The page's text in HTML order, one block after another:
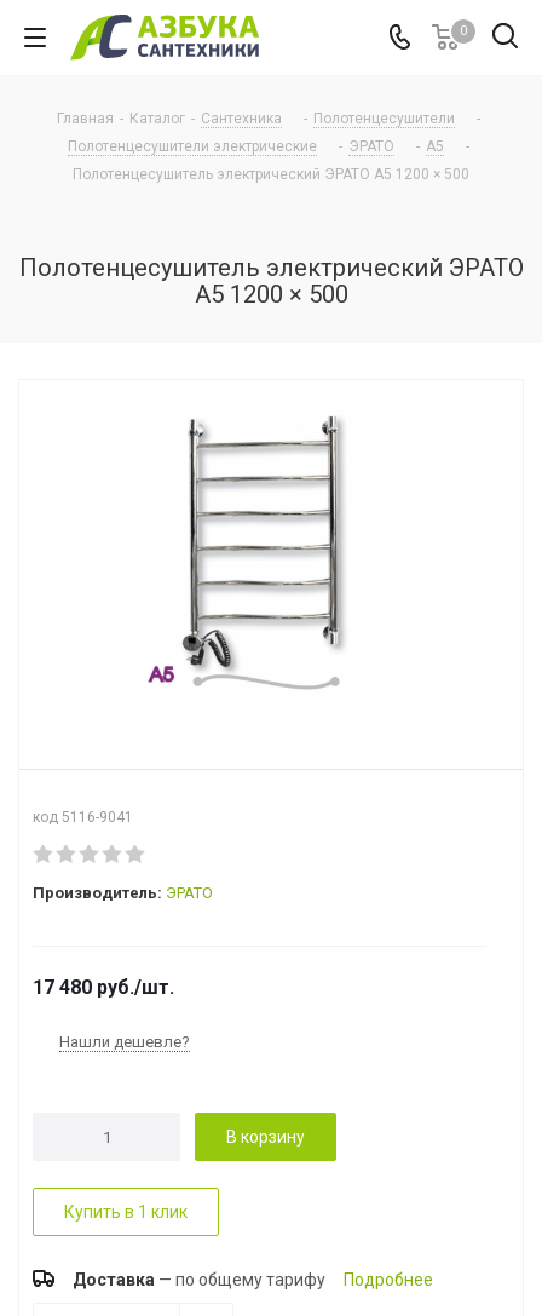
0
Главная - Каталог - Сантехника - Полотенцесушители
-
Полотенцесушители электрические
- ЭРАТО - А5
-
Полотенцесушитель электрический ЭРАТО А5 1200 × 500
Полотенцесушитель электрический ЭРАТО
А5 1200 × 500
код 5116-9041
Производитель: ЭРАТО
17 480 руб./шт.
Нашли дешевле?
В корзину
Купить в 1 клик
Доставка — по общему тарифу Подробнее